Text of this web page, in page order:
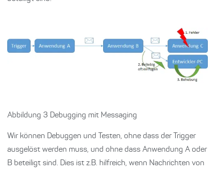
Abbildung 3 Debugging mit Messaging
Wir können Debuggen und Testen, ohne dass der Trigger
ausgelöst werden muss, und ohne dass Anwendung A oder
B beteiligt sind. Dies ist z.B. hilfreich, wenn Nachrichten von